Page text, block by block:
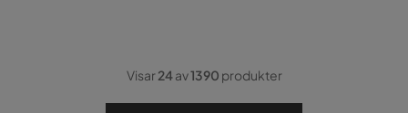
Visar24av1390 produkter